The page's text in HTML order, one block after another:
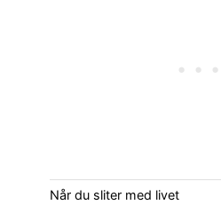
Når du sliter med livet